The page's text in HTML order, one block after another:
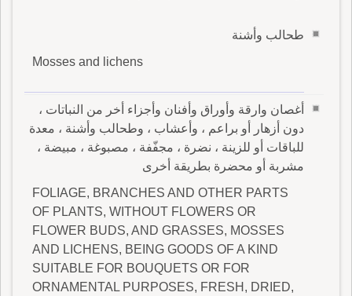
طحالب وأشنة
Mosses and lichens
أغصان وارقة وأوراق وأفنان وأجزاء أخر من النباتات ،
دون أزهار أو براعم ، وأعشاب ، وطحالب وأشنة ، معدة
للباقات أو للزينة ، نضرة ، مجفّفة ، مصبوغة ، مبيضة ،
مشربة أو محضرة بطريقة أخرى
FOLIAGE, BRANCHES AND OTHER PARTS
OF PLANTS, WITHOUT FLOWERS OR
FLOWER BUDS, AND GRASSES, MOSSES
AND LICHENS, BEING GOODS OF A KIND
SUITABLE FOR BOUQUETS OR FOR
ORNAMENTAL PURPOSES, FRESH, DRIED,